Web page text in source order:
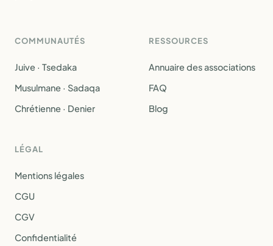
COMMUNAUTÉS
Juive · Tsedaka
Musulmane · Sadaqa
Chrétienne · Denier
RESSOURCES
Annuaire des associations
FAQ
Blog
LÉGAL
Mentions légales
CGU
CGV
Confidentialité